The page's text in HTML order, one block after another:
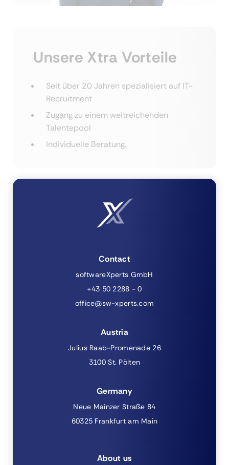
Unsere Xtra Vorteile
Seit über 20 Jahren spezialisiert auf IT-
Recruitment
Zugang zu einem weitreichenden
Talentepool
Individuelle Beratung.
Contact
softwareXperts GmbH
+43 50 2288 - 0
office@sw-xperts.com
Austria
Julius Raab-Promenade 26
3100 St. Pölten
Germany
Neue Mainzer Straße 84
60325 Frankfurt am Main
About us